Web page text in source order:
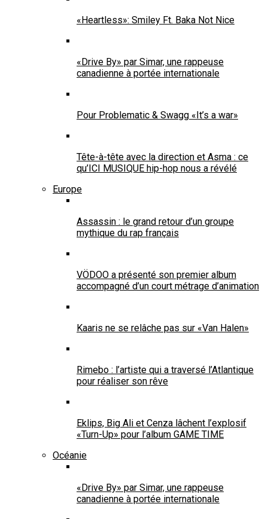
«Heartless»: Smiley Ft. Baka Not Nice
«Drive By» par Simar, une rappeuse
canadienne à portée internationale
Pour Problematic & Swagg «It’s a war»
Tête-à-tête avec la direction et Asma : ce
qu’ICI MUSIQUE hip-hop nous a révélé
Europe
Assassin : le grand retour d’un groupe
mythique du rap français
VÖDOO a présenté son premier album
accompagné d’un court métrage d’animation
Kaaris ne se relâche pas sur «Van Halen»
Rimebo : l’artiste qui a traversé l’Atlantique
pour réaliser son rêve
Eklips, Big Ali et Cenza lâchent l’explosif
«Turn-Up» pour l’album GAME TIME
Océanie
«Drive By» par Simar, une rappeuse
canadienne à portée internationale